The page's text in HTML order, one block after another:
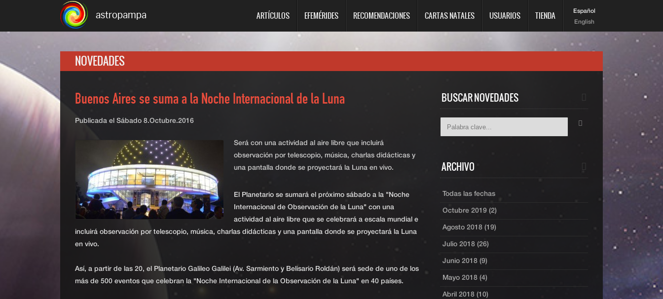
astropampa
Español
English
ARTÍCULOS EFEMÉRIDES RECOMENDACIONES CARTAS NATALES USUARIOS TIENDA
NOVEDADES
Buenos Aires se suma a la Noche Internacional de la Luna
Publicada el Sábado 8.Octubre.2016
Será con una actividad al aire libre que incluirá
observación por telescopio, música, charlas didácticas y
una pantalla donde se proyectará la Luna en vivo.
El Planetario se sumará el próximo sábado a la "Noche
Internacional de Observación de la Luna" con una
actividad al aire libre que se celebrará a escala mundial e
incluirá observación por telescopio, música, charlas didácticas y una pantalla donde se proyectará la Luna
en vivo.
Así, a partir de las 20, el Planetario Galileo Galilei (Av. Sarmiento y Belisario Roldán) será sede de uno de los
más de 500 eventos que celebran la "Noche Internacional de la Observación de la Luna" en 40 países.
BUSCAR NOVEDADES
ARCHIVO
Todas las fechas
Octubre 2019 (2)
Agosto 2018 (19)
Julio 2018 (26)
Junio 2018 (9)
Mayo 2018 (4)
Abril 2018 (10)